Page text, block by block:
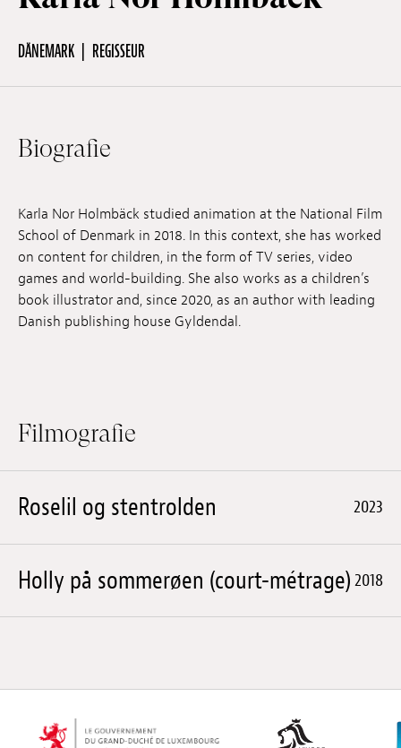
Off Festival
Schulprogramm
Presse / Pro
Anstellung
Archives
Herunterladen
DÄNEMARK REGISSEUR
Biografie
Karla Nor Holmbäck studied animation at the National Film
School of Denmark in 2018. In this context, she has worked
on content for children, in the form of TV series, video
games and world-building. She also works as a children’s
book illustrator and, since 2020, as an author with leading
Danish publishing house Gyldendal.
Filmografie
Roselil og stentrolden 2023
Holly på sommerøen (court-métrage) 2018